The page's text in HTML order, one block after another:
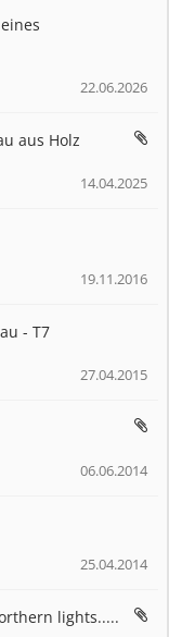
22.06.2026
aus Holz
14.04.2025
19.11.2016
- T7
27.04.2015
06.06.2014
25.04.2014
lights.....